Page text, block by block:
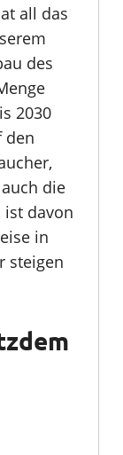
all das
des
2030
den
die
ist davon
in
steigen